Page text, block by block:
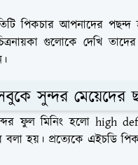
পিকচার আপনাদের
গুলোকে দেখি
সুন্দর মেয়েদের
ফুল মিনিং হলো high
বলা হয়। প্রত্যেকে এইচডি